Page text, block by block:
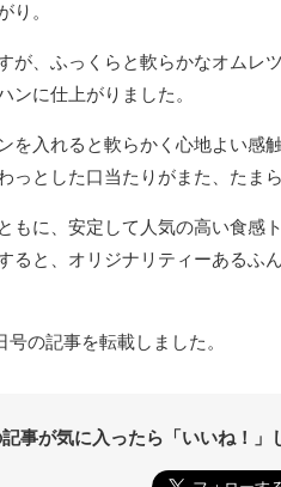
り。
が、ふっくらと軟らかなオムレ
ンに仕上がりました。
を入れると軟らかく心地よい感
っとした口当たりがまた、たま
もに、安定して人気の高い食感
ると、オリジナリティーあるふ
の記事を転載しました。
事が気に入ったら「いいね！」